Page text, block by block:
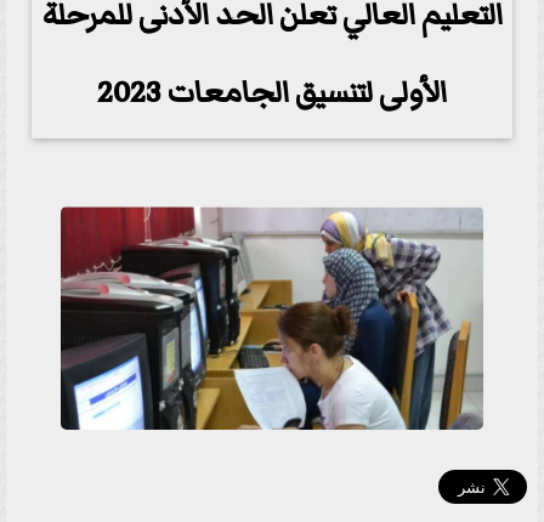
التعليم العالي تعلن الحد الأدنى للمرحلة
الأولى لتنسيق الجامعات 2023